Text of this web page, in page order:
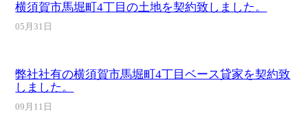
横須賀市馬堀町4丁目の土地を契約致しました。
05月31日
弊社社有の横須賀市馬堀町4丁目ベース貸家を契約致
しました。
09月11日